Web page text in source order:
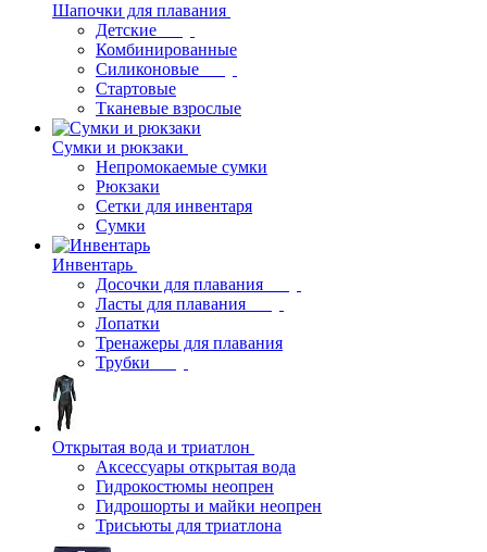
Шапочки для плавания
Детские
Комбинированные
Силиконовые
Стартовые
Тканевые взрослые
Сумки и рюкзаки
Непромокаемые сумки
Рюкзаки
Сетки для инвентаря
Сумки
Инвентарь
Досочки для плавания
Ласты для плавания
Лопатки
Тренажеры для плавания
Трубки
Открытая вода и триатлон
Аксессуары открытая вода
Гидрокостюмы неопрен
Гидрошорты и майки неопрен
Трисьюты для триатлона